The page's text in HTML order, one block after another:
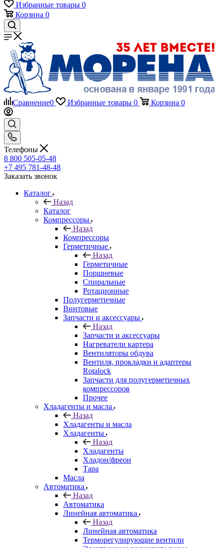
Избранные товары 0
Корзина 0
Сравнение0 Избранные товары 0 Корзина 0
Телефоны
8 800 505-05-48
+7 495 781-48-48
Заказать звонок
Каталог
Назад
Каталог
Компрессоры
Назад
Компрессоры
Герметичные
Назад
Герметичные
Поршневые
Спиральные
Ротационные
Полугерметичные
Винтовые
Запчасти и аксессуары
Назад
Запчасти и аксессуары
Нагреватели картера
Вентиляторы обдува
Вентиля, прокладки и адаптеры
Rotalock
Запчасти для полугерметичных
компрессоров
Прочее
Хладагенты и масла
Назад
Хладагенты и масла
Хладагенты
Назад
Хладагенты
Хладон/фреон
Тара
Масла
Автоматика
Назад
Автоматика
Линейная автоматика
Назад
Линейная автоматика
Терморегулирующие вентили